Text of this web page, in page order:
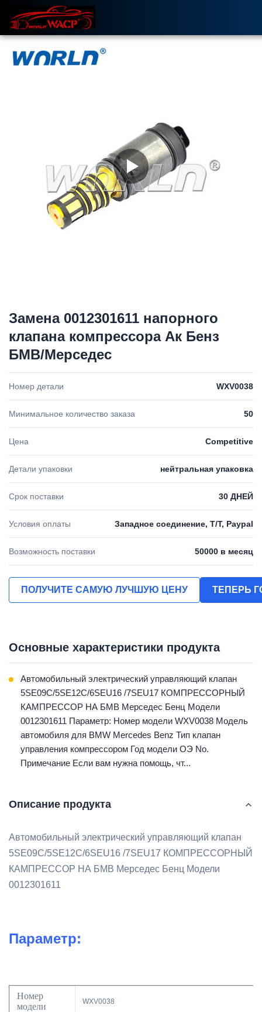
Замена 0012301611 напорного
клапана компрессора Ак Бенз
БМВ/Мерседес
Номер детали WXV0038
Минимальное количество заказа 50
Цена Competitive
Детали упаковки нейтральная упаковка
Срок поставки 30 ДНЕЙ
Условия оплаты Западное соединение, T/T, Paypal
Возможность поставки 50000 в месяц
ПОЛУЧИТЕ САМУЮ ЛУЧШУЮ ЦЕНУ ТЕПЕРЬ
Основные характеристики продукта
Автомобильный электрический управляющий клапан
5SE09C/5SE12C/6SEU16 /7SEU17 КОМПРЕССОРНЫЙ
КАМПРЕССОР НА БМВ Мерседес Бенц Модели
0012301611 Параметр: Номер модели WXV0038 Модель
автомобиля для BMW Mercedes Benz Тип клапан
управления компрессором Год модели ОЭ No.
Примечание Если вам нужна помощь, чт...
Описание продукта
Автомобильный электрический управляющий клапан
5SE09C/5SE12C/6SEU16 /7SEU17 КОМПРЕССОРНЫЙ
КАМПРЕССОР НА БМВ Мерседес Бенц Модели
0012301611
Параметр:
Номер
модели
WXV0038